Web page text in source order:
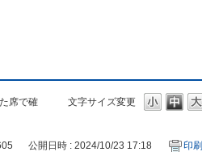
文字サイズ変更
席で確
公開日時 : 2024/10/23 17:18 印刷